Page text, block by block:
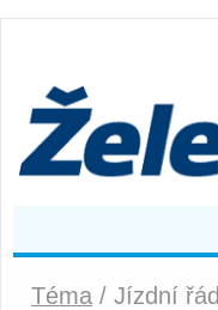
Téma / Jízdní